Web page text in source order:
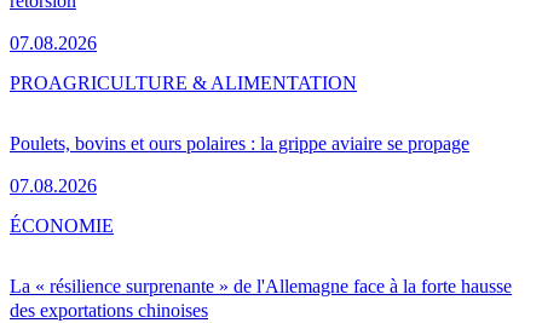
07.08.2026
Poulets, bovins et ours polaires : la grippe aviaire se propage
07.08.2026
PROAGRICULTURE & ALIMENTATION
La « résilience surprenante » de l'Allemagne face à la forte hausse
des exportations chinoises
ÉCONOMIE